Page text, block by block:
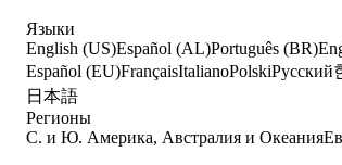
Языки
English (US)Español (AL)Português (BR)
Español (EU)FrançaisItalianoPolskiРусский
日本語
Регионы
С. и Ю. Америка, Австралия и Океания